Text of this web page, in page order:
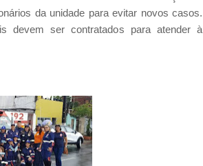
da unidade para evitar novos casos.
devem ser contratados para atender à